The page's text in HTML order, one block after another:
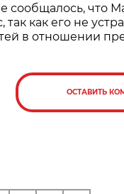
сообщалось, что
так как его не
в отношении
ОСТАВИТЬ